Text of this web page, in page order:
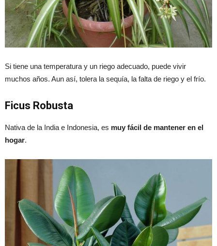
Si tiene una temperatura y un riego adecuado, puede vivir
muchos años. Aun así, tolera la sequía, la falta de riego y el frío.
Ficus Robusta
Nativa de la India e Indonesia, es muy fácil de mantener en el
hogar.